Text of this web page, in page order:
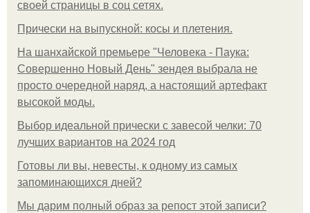
своей страницы в соц сетях.
Прически на выпускной: косы и плетения.
На шанхайской премьере "Человека - Паука:
Совершенно Новый День" зендея выбрала не
просто очередной наряд, а настоящий артефакт
высокой моды.
Выбор идеальной прически с завесой челки: 70
лучших вариантов на 2024 год
Готовы ли вы, невесты, к одному из самых
запоминающихся дней?
Мы дарим полный образ за репост этой записи?